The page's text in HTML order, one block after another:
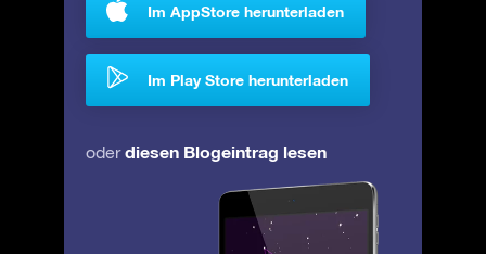
Im AppStore herunterladen
Im Play Store herunterladen
oderdiesen Blogeintrag lesen